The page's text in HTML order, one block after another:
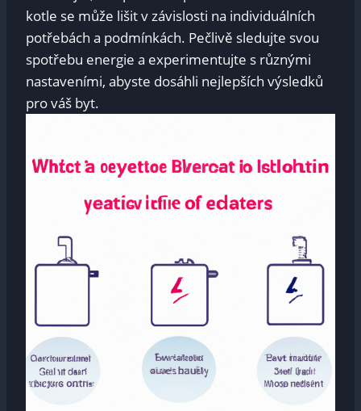
kotle se může lišit v závislosti na individuálních​
potřebách a podmínkách. Pečlivě sledujte ‍svou
spotřebu⁢ energie a experimentujte⁢ s ⁣různými
nastaveními, ​abyste dosáhli nejlepších výsledků‍
pro⁣ váš byt.